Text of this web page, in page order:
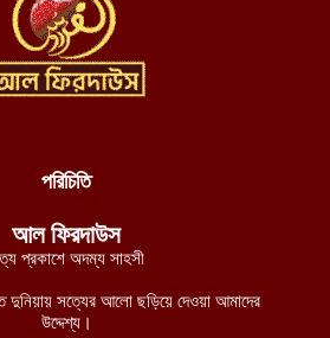
বোনের বাড়ি থেকে ফেরার পথে কিশোরীকে তুলে
মেরামত ও ব্যবহার উপযোগী করেছে ইমারাতে
মন্ত্রণালয়
স্বনির্ভরতা অর্জনে পাঁচ বছর মেয়াদি সমন্বিত
পরিচিতি
আল ফিরদাউস
প্রকাশে অদম্য সাহসী
দুনিয়ায় সত্যের আলো ছড়িয়ে দেওয়া আমাদের
উদ্দেশ্য।